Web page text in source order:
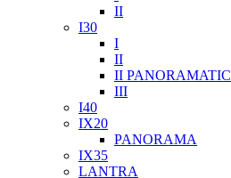
II
I30
I
II
II PANORAMATIC
III
I40
IX20
PANORAMA
IX35
LANTRA